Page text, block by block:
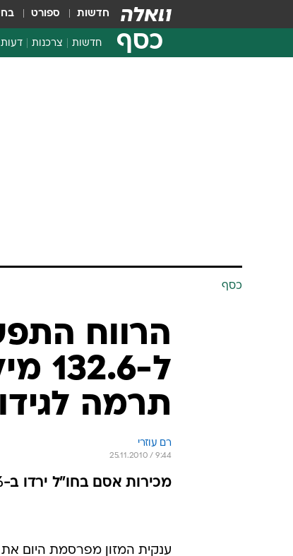
חדשות ספורט
כסף חדשות צרכנות דעות
כסף
הרווח
ל-
תרמה
רם עוזרי
25.11.2010 / 9:44
מכירות אסם בחו"ל ירדו ב-2.7% ברבעון בעקבות התחזקות השקל
ענקית המזון מפרסמת היום את